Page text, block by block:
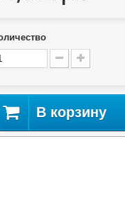
В корзину